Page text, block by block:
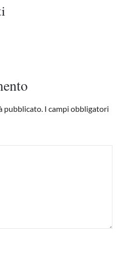
pubblicato. I campi obbligatori